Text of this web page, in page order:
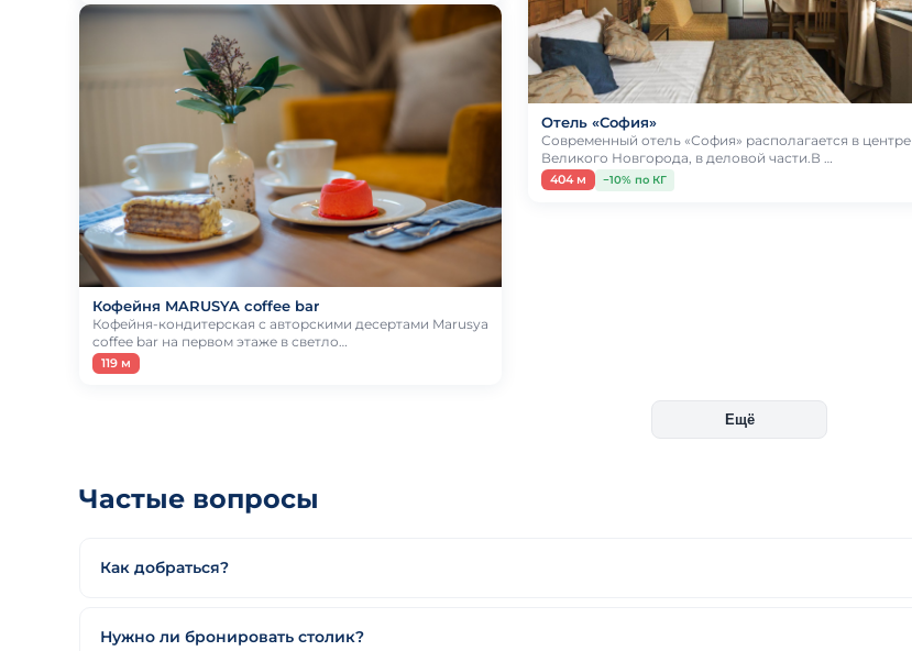
Кофейня MARUSYA coffee bar
Кофейня-кондитерская с авторскими десертами Marusya
coffee bar на первом этаже в светло…
119 м
Отель «София»
Современный отель «София» располагается в центре
Великого Новгорода, в деловой части.В …
404 м −10% по КГ
Ещё
Частые вопросы
Как добраться?
Нужно ли бронировать столик?